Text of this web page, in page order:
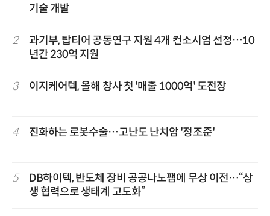
기술 개발
2
과기부, 탑티어 공동연구 지원 4개 컨소시엄 선정…10
년간 230억 지원
3 이지케어텍, 올해 창사 첫 '매출 1000억' 도전장
4 진화하는 로봇수술…고난도 난치암 '정조준'
5
DB하이텍, 반도체 장비 공공나노팹에 무상 이전…“상
생 협력으로 생태계 고도화”